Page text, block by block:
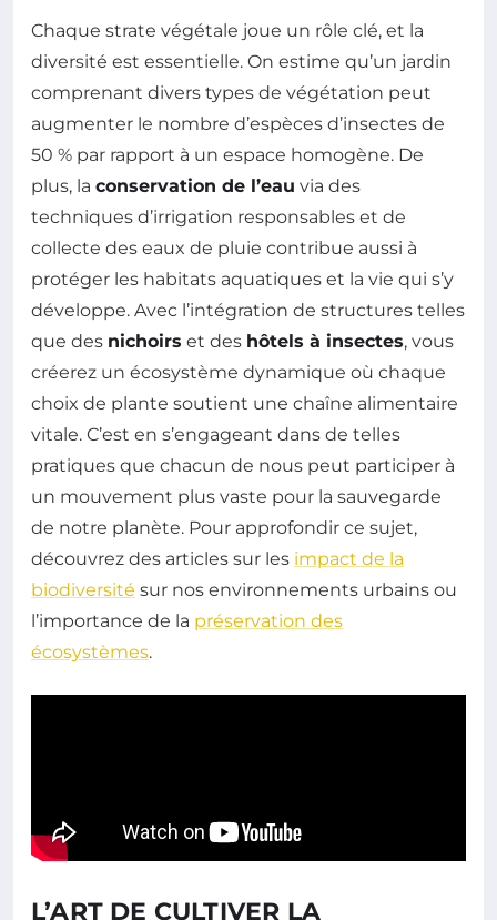
Chaque strate végétale joue un rôle clé, et la
diversité est essentielle. On estime qu’un jardin
comprenant divers types de végétation peut
augmenter le nombre d’espèces d’insectes de
50 % par rapport à un espace homogène. De
plus, la conservation de l’eau via des
techniques d’irrigation responsables et de
collecte des eaux de pluie contribue aussi à
protéger les habitats aquatiques et la vie qui s’y
développe. Avec l’intégration de structures telles
que des nichoirs et des hôtels à insectes, vous
créerez un écosystème dynamique où chaque
choix de plante soutient une chaîne alimentaire
vitale. C’est en s’engageant dans de telles
pratiques que chacun de nous peut participer à
un mouvement plus vaste pour la sauvegarde
de notre planète. Pour approfondir ce sujet,
découvrez des articles sur les impact de la
biodiversité sur nos environnements urbains ou
l’importance de la préservation des
écosystèmes.
L’ART DE CULTIVER LA